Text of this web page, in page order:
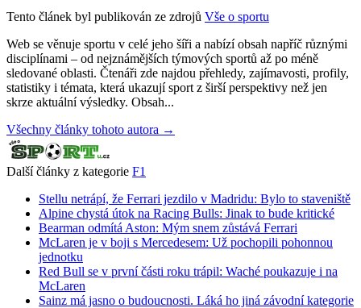
Tento článek byl publikován ze zdrojů Vše o sportu
Web se věnuje sportu v celé jeho šíři a nabízí obsah napříč různými
disciplínami – od nejznámějších týmových sportů až po méně
sledované oblasti. Čtenáři zde najdou přehledy, zajímavosti, profily,
statistiky i témata, která ukazují sport z širší perspektivy než jen
skrze aktuální výsledky. Obsah...
Všechny články tohoto autora →
Další články z kategorie F1
Stellu netrápí, že Ferrari jezdilo v Madridu: Bylo to staveniště
Alpine chystá útok na Racing Bulls: Jinak to bude kritické
Bearman odmítá Aston: Mým snem zůstává Ferrari
McLaren je v boji s Mercedesem: Už pochopili pohonnou
jednotku
Red Bull se v první části roku trápil: Waché poukazuje i na
McLaren
Sainz má jasno o budoucnosti. Láká ho jiná závodní kategorie